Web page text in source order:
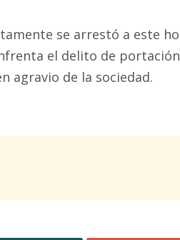
se arrestó a este
el delito de
agravio de la sociedad.